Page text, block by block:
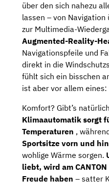
über den sich nahezu
lassen – von
zur Multimedia-
Augmented-Reality-
Navigationspfeile und
direkt in die
fühlt sich ein bisschen
ist aber vor allem
Komfort? Gibt’s
Klimaautomatik sorgt
Temperaturen ,
Sportsitze vorn und
wohlige Wärme sorgen.
liebt, wird am
Freude haben – satter